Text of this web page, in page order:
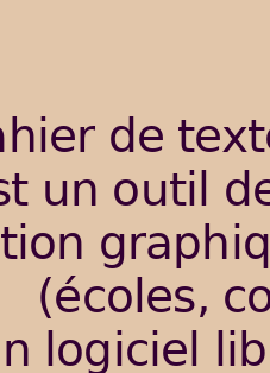
de
un outil
(écoles,
logiciel